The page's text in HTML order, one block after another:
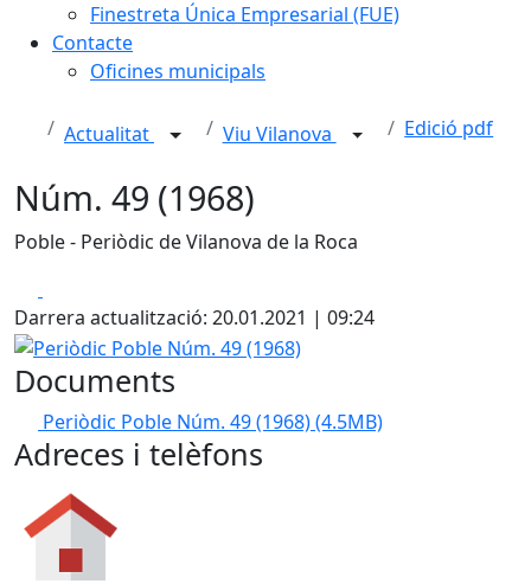
Finestreta Única Empresarial (FUE)
Contacte
Oficines municipals
Actualitat Viu Vilanova Edició pdf
Núm. 49 (1968)
Poble - Periòdic de Vilanova de la Roca
Darrera actualització: 20.01.2021 | 09:24
Periòdic Poble Núm. 49 (1968)
Documents
Periòdic Poble Núm. 49 (1968)(4.5MB)
Adreces i telèfons